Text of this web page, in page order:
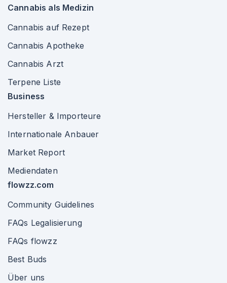
Cannabis als Medizin
Cannabis auf Rezept
Cannabis Apotheke
Cannabis Arzt
Terpene Liste
Business
Hersteller & Importeure
Internationale Anbauer
Market Report
Mediendaten
flowzz.com
Community Guidelines
FAQs Legalisierung
FAQs flowzz
Best Buds
Über uns